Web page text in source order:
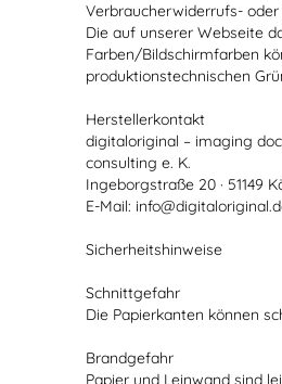
Verbraucherwiderrufs-
Die auf unserer Webseite
Farben/Bildschirmfarben
produktionstechnischen
Herstellerkontakt
digitaloriginal – imaging
consulting e. K.
Ingeborgstraße 20 · 51149
E-Mail:
Sicherheitshinweise
Schnittgefahr
Die Papierkanten können
Brandgefahr
Papier und Leinwand sind